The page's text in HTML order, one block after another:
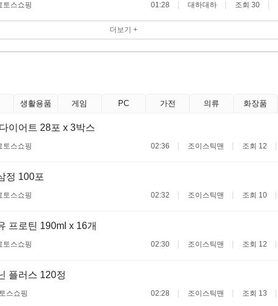
토스쇼핑 01:28 대하대하 조회 30
더보기 +
생활용품 게임 PC 가전 의류 화장품
이어트 28포 x 3박스
토스쇼핑 02:36 조이스틱맨 조회 12
정 100포
토스쇼핑 02:32 조이스틱맨 조회 10
프로틴 190ml x 16개
토스쇼핑 02:30 조이스틱맨 조회 12
플러스 120정
토스쇼핑 02:28 조이스틱맨 조회 13